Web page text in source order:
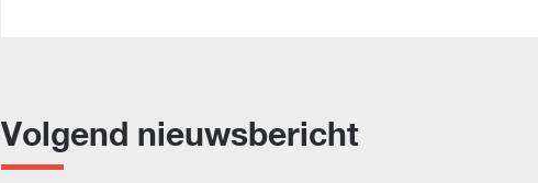
Volgend nieuwsbericht